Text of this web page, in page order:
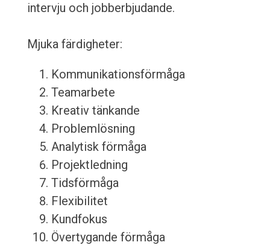
intervju och jobberbjudande.
Mjuka färdigheter:
Kommunikationsförmåga
Teamarbete
Kreativ tänkande
Problemlösning
Analytisk förmåga
Projektledning
Tidsförmåga
Flexibilitet
Kundfokus
Övertygande förmåga